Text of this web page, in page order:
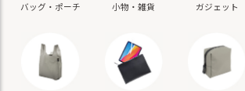
バッグ・ポーチ 小物・雑貨 ガジェット